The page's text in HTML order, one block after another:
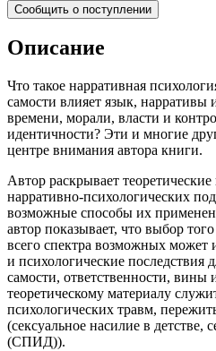
Сообщить о поступлении
Описание
Что такое нарративная
самости влияет язык, нарративы
времени, морали, власти и
идентичности? Эти и многие
центре внимания автора книги.
Автор раскрывает
нарративно-психологических
возможные способы их
автор показывает, что выбор
всего спектра возможных может
и психологические последствия
самости, ответственности,
теоретическому материалу
психологических травм,
(сексуальное насилие в детстве,
(СПИД)).